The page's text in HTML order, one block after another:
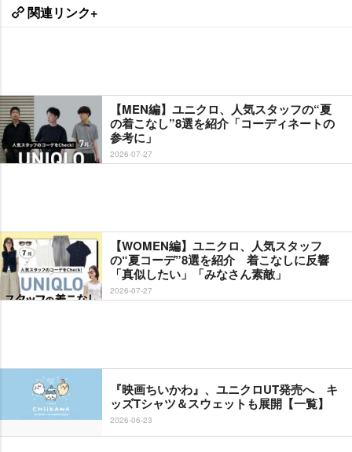
関連リンク+
【MEN編】ユニクロ、人気スタッフの“夏
の着こなし”8選を紹介「コーディネートの
参考に」
2026-07-27
【WOMEN編】ユニクロ、人気スタッフ
の“夏コーデ”8選を紹介 着こなしに反響
「真似したい」「みなさん素敵」
2026-07-27
『映画ちいかわ』、ユニクロUT発売へ キ
ッズTシャツ＆スウェットも展開【一覧】
2026-06-23